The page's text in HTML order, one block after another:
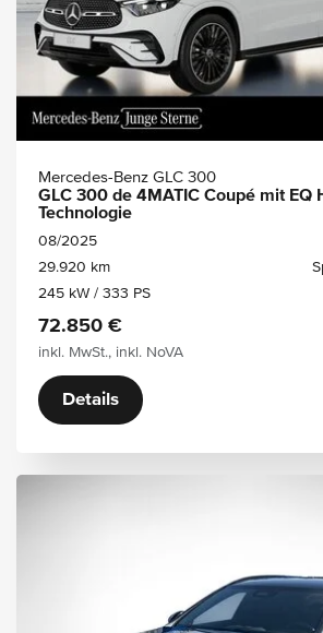
Mercedes-Benz GLC 300
GLC 300 de 4MATIC Coupé mit EQ
Technologie
08/2025
29.920 km
245 kW / 333 PS
72.850 €
inkl. MwSt., inkl. NoVA
Details